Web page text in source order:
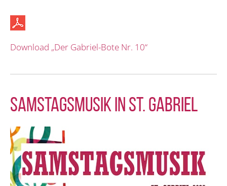
Download „Der Gabriel-Bote Nr. 10“
Samstagsmusik in St. Gabriel